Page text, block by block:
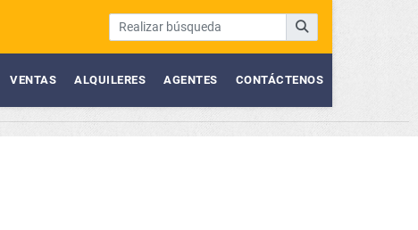
VENTAS ALQUILERES AGENTES CONTÁCTENOS